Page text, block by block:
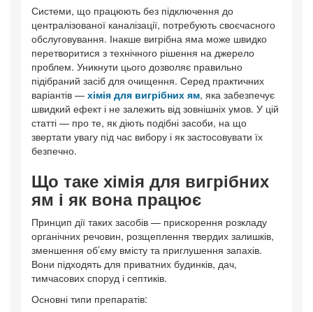
Системи, що працюють без підключення до
централізованої каналізації, потребують своєчасного
обслуговування. Інакше вигрібна яма може швидко
перетворитися з технічного рішення на джерело
проблем. Уникнути цього дозволяє правильно
підібраний засіб для очищення. Серед практичних
варіантів — хімія для вигрібних ям, яка забезпечує
швидкий ефект і не залежить від зовнішніх умов. У цій
статті — про те, як діють подібні засоби, на що
звертати увагу під час вибору і як застосовувати їх
безпечно.
Що таке хімія для вигрібних
ям і як вона працює
Принцип дії таких засобів — прискорення розкладу
органічних речовин, розщеплення твердих залишків,
зменшення об’єму вмісту та приглушення запахів.
Вони підходять для приватних будинків, дач,
тимчасових споруд і септиків.
Основні типи препаратів: